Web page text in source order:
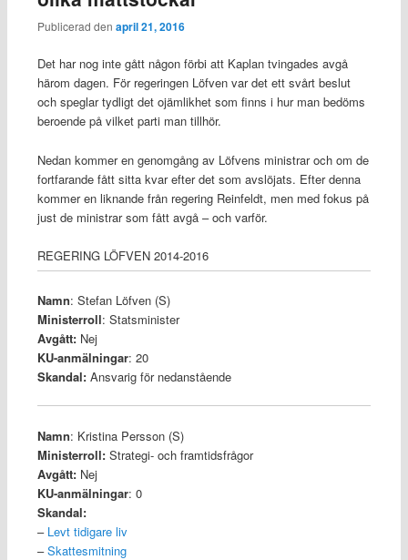
Publicerad den april 21, 2016
Det har nog inte gått någon förbi att Kaplan tvingades avgå
härom dagen. För regeringen Löfven var det ett svårt beslut
och speglar tydligt det ojämlikhet som finns i hur man bedöms
beroende på vilket parti man tillhör.
Nedan kommer en genomgång av Löfvens ministrar och om de
fortfarande fått sitta kvar efter det som avslöjats. Efter denna
kommer en liknande från regering Reinfeldt, men med fokus på
just de ministrar som fått avgå – och varför.
REGERING LÖFVEN 2014-2016
Namn: Stefan Löfven (S)
Ministerroll: Statsminister
Avgått:Nej
KU-anmälningar: 20
Skandal:Ansvarig för nedanstående
Namn: Kristina Persson (S)
Ministerroll:Strategi- och framtidsfrågor
Avgått:Nej
KU-anmälningar: 0
Skandal:
– Levt tidigare liv
–Skattesmitning